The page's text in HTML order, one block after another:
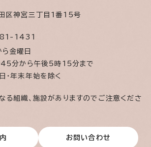
区神宮三丁目1番15号
1431
ら金曜日
分から午後5時15分まで
・年末年始を除く
組織、施設がありますのでご注意くださ
お問い合わせ